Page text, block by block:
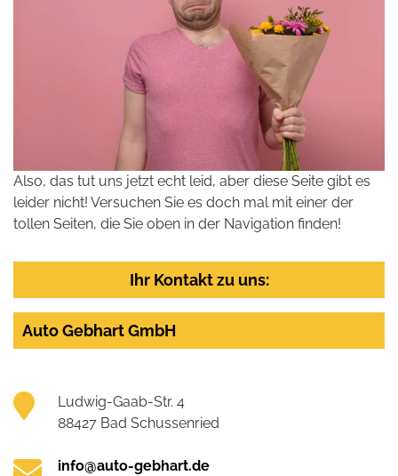
Also, das tut uns jetzt echt leid, aber diese Seite gibt es
leider nicht! Versuchen Sie es doch mal mit einer der
tollen Seiten, die Sie oben in der Navigation finden!
Ihr Kontakt zu uns:
Auto Gebhart GmbH
Ludwig-Gaab-Str. 4
88427 Bad Schussenried
info@auto-gebhart.de